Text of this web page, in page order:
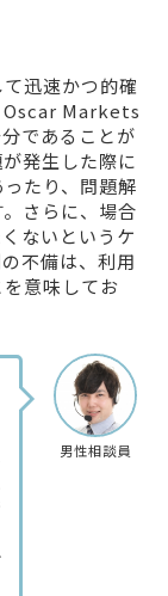
迅速かつ的確
Oscar Markets
であることが
発生した際に
たり、問題解
さらに、場合
ないというケ
不備は、利用
意味してお
男性相談員